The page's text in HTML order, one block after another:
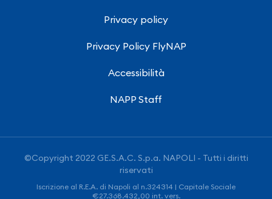
Privacy policy
Privacy Policy FlyNAP
Accessibilità
NAPP Staff
©Copyright 2022 GE.S.A.C. S.p.a. NAPOLI - Tutti i diritti
riservati
Iscrizione al R.E.A. di Napoli al n.324314 | Capitale Sociale
€27.368.432,00 int. vers.